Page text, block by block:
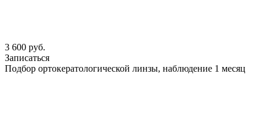
3 600 руб.
Записаться
Подбор ортокератологической линзы, наблюдение 1 месяц